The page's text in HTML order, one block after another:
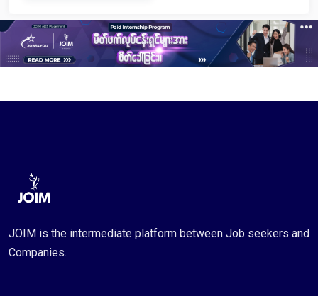
JOIM is the intermediate platform between Job seekers and
Companies.